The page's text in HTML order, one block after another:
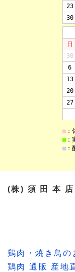
(株) 須 田 本 店
鶏肉・焼き鳥の
鶏肉 通販 産地